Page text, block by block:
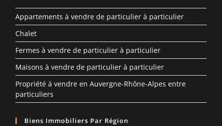
Appartements à vendre de particulier à particulier
Chalet
Fermes à vendre de particulier à particulier
Maisons à vendre de particulier à particulier
Propriété à vendre en Auvergne-Rhône-Alpes entre
particuliers
Biens Immobiliers Par Région